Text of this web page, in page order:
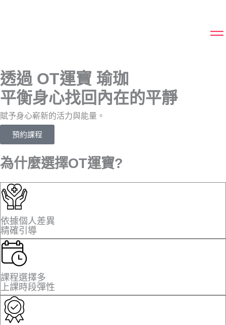
透過 OT運寶 瑜珈
平衡身心找回內在的平靜
賦予身心嶄新的活力與能量。
預約課程
為什麼選擇OT運寶?
依據個人差異
精確引導
課程選擇多
上課時段彈性